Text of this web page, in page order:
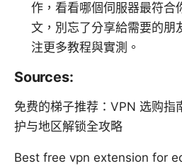
作，看看哪個伺服器最符合
文，別忘了分享給需要的朋
注更多教程與實測。
Sources:
免费的梯子推荐：VPN 选购指
护与地区解锁全攻略
Best free vpn extension for